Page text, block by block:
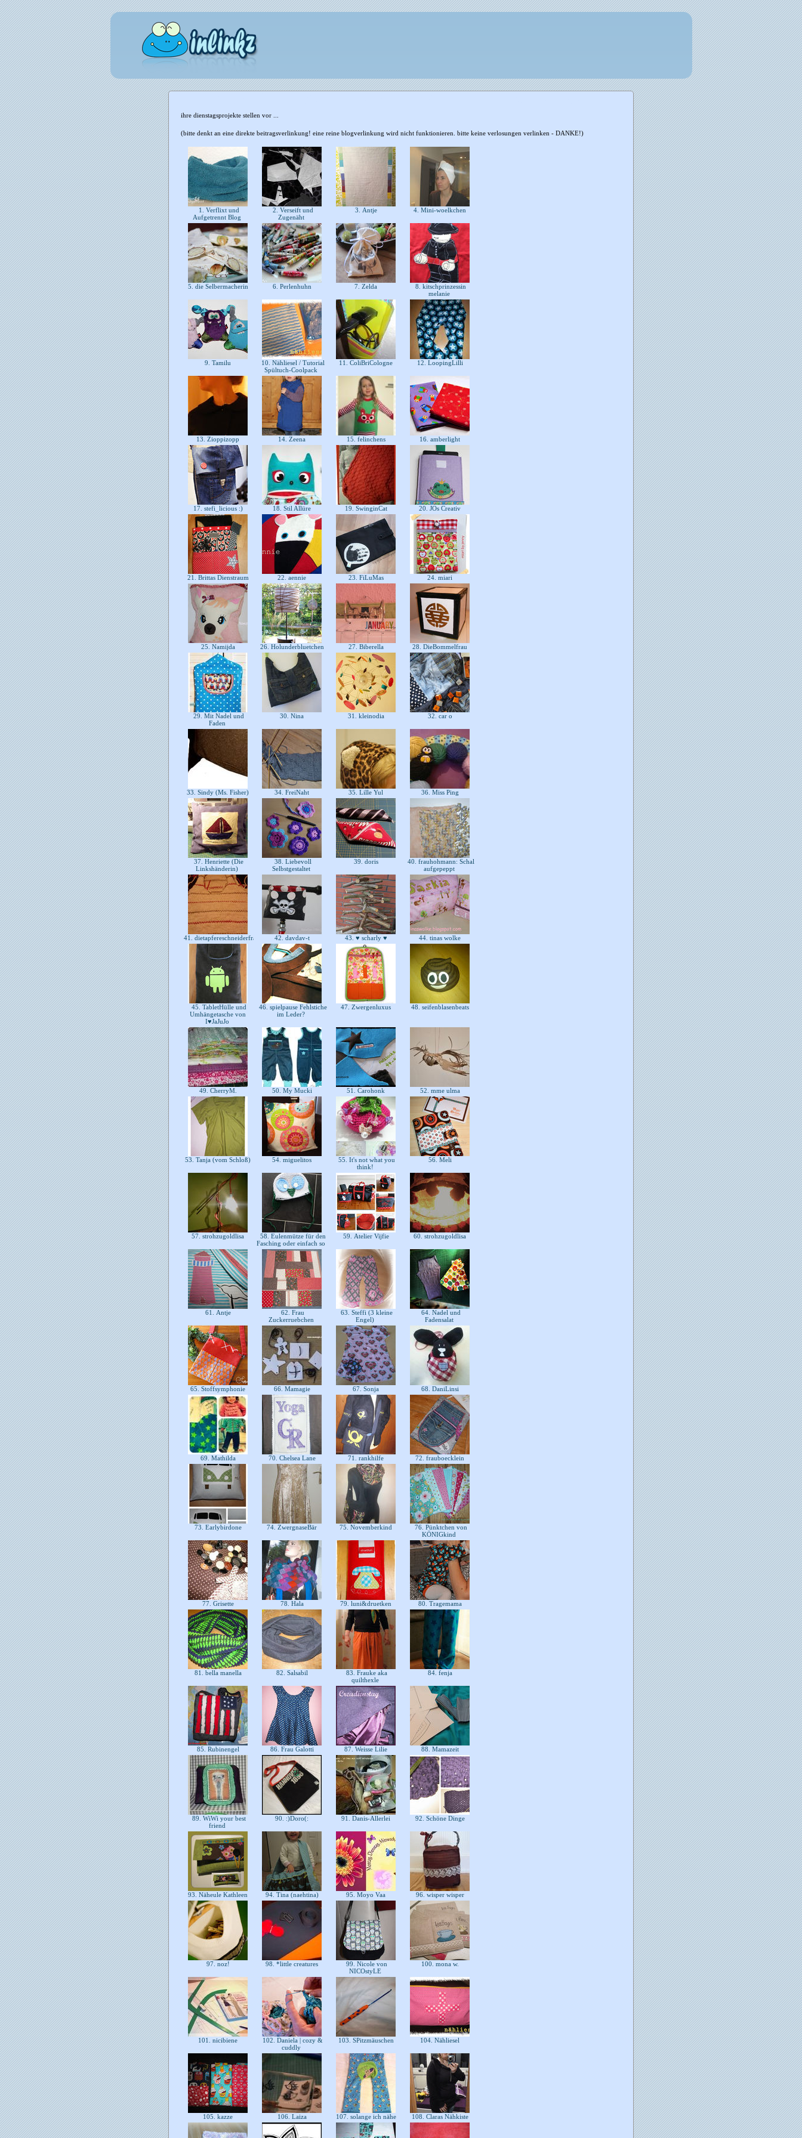
ihre dienstagsprojekte stellen vor ...
(bitte denkt an eine direkte beitragsverlinkung! eine reine blogverlinkung wird nicht funktionieren. bitte keine verlosungen verlinken - DANKE!)
1. Verflixt und
Aufgetrennt Blog
2. Verseift und
Zugenäht
3. Antje 4. Mini-woelkchen
5. die Selbermacherin 6. Perlenhuhn 7. Zelda
8. kitschprinzessin
melanie
9. Tamilu
10. Nähliesel / Tutorial
Spültuch-Coolpack
11. ColiBriCologne 12. LoopingLilli
13. Zioppizopp 14. Zeena 15. felinchens 16. amberlight
17. stefi_licious :) 18. Stil Allüre 19. SwinginCat 20. JOs Creativ
21. Brittas Dienstraum 22. aennie 23. FiLuMas 24. miari
25. Namijda 26. Holunderbluetchen 27. Biberella 28. DieBommelfrau
29. Mit Nadel und
Faden
30. Nina 31. kleinodia 32. car o
33. Sindy (Ms. Fisher) 34. FreiNaht 35. Lille Yul 36. Miss Ping
37. Henriette (Die
Linkshänderin)
38. Liebevoll
Selbstgestaltet
39. doris
40. frauhohmann: Schal
aufgepeppt
41. dietapfereschneiderfrau 42. davdav-t 43. ♥ scharly ♥ 44. tinas wolke
45. TabletHülle und
Umhängetasche von
I♥JaJuJo
46. spielpause Fehlstiche
im Leder?
47. Zwergenluxus 48. seifenblasenbeats
49. CherryM. 50. My Mucki 51. Carohonk 52. mme ulma
53. Tanja (vom Schloß) 54. miguelitos
55. It's not what you
think!
56. Meli
57. strohzugoldlisa
58. Eulenmütze für den
Fasching oder einfach so
59. Atelier Vijfie 60. strohzugoldlisa
61. Antje
62. Frau
Zuckerruebchen
63. Steffi (3 kleine
Engel)
64. Nadel und
Fadensalat
65. Stoffsymphonie 66. Mamagie 67. Sonja 68. DaniLinsi
69. Mathilda 70. Chelsea Lane 71. rankhilfe 72. frauboecklein
73. Earlybirdone 74. ZwergnaseBär 75. Novemberkind
76. Pünktchen von
KÖNIGkind
77. Grisette 78. Hala 79. luni&druetken 80. Tragemama
81. bella manella 82. Salsabil
83. Frauke aka
quilthexle
84. fenja
85. Rubinengel 86. Frau Galotti 87. Weisse Lilie 88. Mamazeit
89. WiWi your best
friend
90. :)Doro(: 91. Danis-Allerlei 92. Schöne Dinge
93. Näheule Kathleen 94. Tina (naehtina) 95. Moyo Vaa 96. wisper wisper
97. noz! 98. *little creatures
99. Nicole von
NICOstyLE
100. mona w.
101. nicibiene
102. Daniela | cozy &
cuddly
103. SPitzmäuschen 104. Nähliesel
105. kazze 106. Laiza 107. solange ich nähe 108. Claras Nähkiste